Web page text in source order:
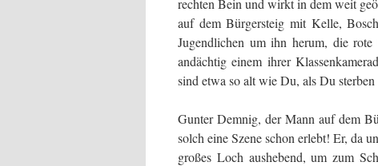
rechten Bein und wirkt in dem weit
auf dem Bürgersteig mit Kelle,
Jugendlichen um ihn herum, die
andächtig einem ihrer
sind etwa so alt wie Du, als Du sterben
Gunter Demnig, der Mann auf dem
solch eine Szene schon erlebt! Er, da
großes Loch aushebend, um zum